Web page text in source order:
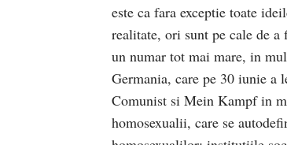
este ca fara exceptie toate
realitate, ori sunt pe cale de
un numar tot mai mare, in
Germania, care pe 30 iunie a
Comunist si Mein Kampf in
homosexualii, care se